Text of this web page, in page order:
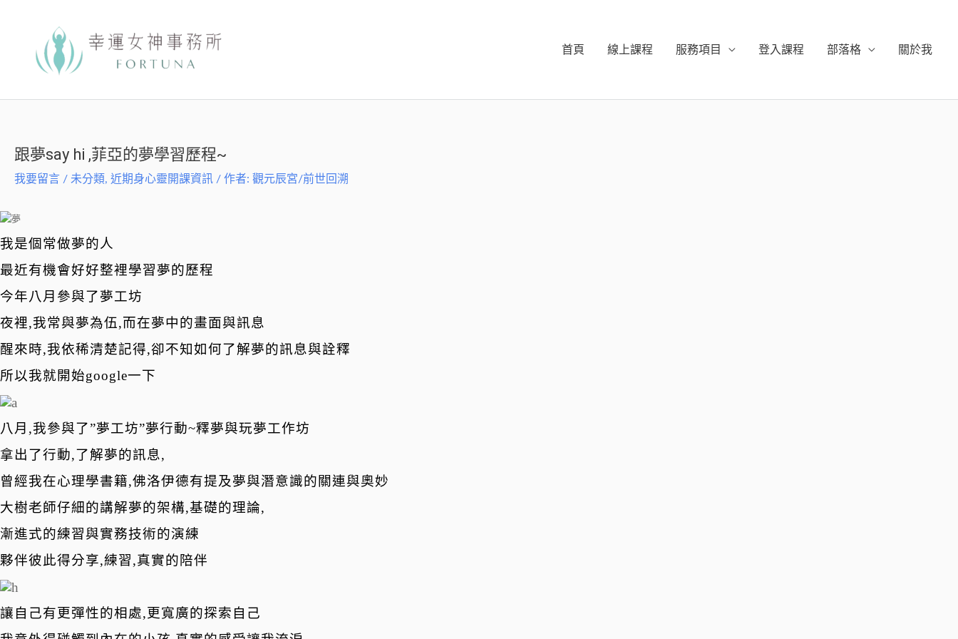
首頁 線上課程 服務項目 登入課程 部落格 關於我
跟夢say hi ,菲亞的夢學習歷程~
我要留言 / 未分類, 近期身心靈開課資訊 / 作者: 觀元辰宮/前世回溯
我是個常做夢的人
最近有機會好好整裡學習夢的歷程
今年八月參與了夢工坊
夜裡,我常與夢為伍,而在夢中的畫面與訊息
醒來時,我依稀清楚記得,卻不知如何了解夢的訊息與詮釋
所以我就開始google一下
八月,我參與了”夢工坊”夢行動~釋夢與玩夢工作坊
拿出了行動,了解夢的訊息,
曾經我在心理學書籍,佛洛伊德有提及夢與潛意識的關連與奧妙
大樹老師仔細的講解夢的架構,基礎的理論,
漸進式的練習與實務技術的演練
夥伴彼此得分享,練習,真實的陪伴
讓自己有更彈性的相處,更寬廣的探索自己